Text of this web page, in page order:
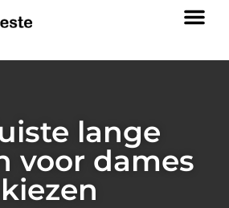
lange
voor dames
kiezen